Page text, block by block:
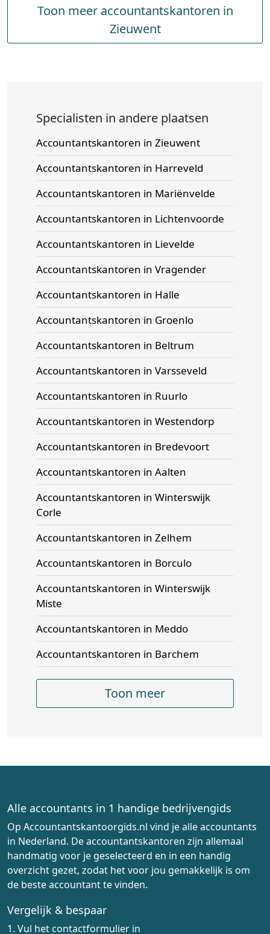
Toon meer accountantskantoren in
Zieuwent
Specialisten in andere plaatsen
Accountantskantoren in Zieuwent
Accountantskantoren in Harreveld
Accountantskantoren in Mariënvelde
Accountantskantoren in Lichtenvoorde
Accountantskantoren in Lievelde
Accountantskantoren in Vragender
Accountantskantoren in Halle
Accountantskantoren in Groenlo
Accountantskantoren in Beltrum
Accountantskantoren in Varsseveld
Accountantskantoren in Ruurlo
Accountantskantoren in Westendorp
Accountantskantoren in Bredevoort
Accountantskantoren in Aalten
Accountantskantoren in Winterswijk
Corle
Accountantskantoren in Zelhem
Accountantskantoren in Borculo
Accountantskantoren in Winterswijk
Miste
Accountantskantoren in Meddo
Accountantskantoren in Barchem
Toon meer
Alle accountants in 1 handige bedrijvengids
Op Accountantskantoorgids.nl vind je alle accountants
in Nederland. De accountantskantoren zijn allemaal
handmatig voor je geselecteerd en in een handig
overzicht gezet, zodat het voor jou gemakkelijk is om
de beste accountant te vinden.
Vergelijk & bespaar
1. Vul het contactformulier in